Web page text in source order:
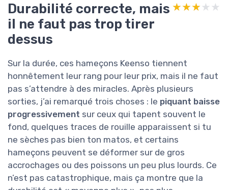
Durabilité correcte, mais
il ne faut pas trop tirer
dessus
★★★★★
★★★★★
Sur la durée, ces hameçons Keenso tiennent
honnêtement leur rang pour leur prix, mais il ne faut
pas s’attendre à des miracles. Après plusieurs
sorties, j’ai remarqué trois choses : le piquant baisse
progressivement sur ceux qui tapent souvent le
fond, quelques traces de rouille apparaissent si tu
ne sèches pas bien ton matos, et certains
hameçons peuvent se déformer sur de gros
accrochages ou des poissons un peu plus lourds. Ce
n’est pas catastrophique, mais ça montre que la